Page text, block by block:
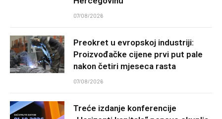
07/08/2026
Preokret u evropskoj industriji:
Proizvođačke cijene prvi put pale
nakon četiri mjeseca rasta
07/08/2026
Treće izdanje konferencije